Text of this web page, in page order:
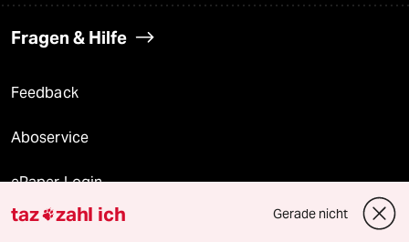
Fragen & Hilfe
Feedback
Aboservice
ePaper Login
Downloads für Abonnierende
taz zahl ich Gerade nicht